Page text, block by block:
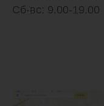
Сб-вс: 9.00-19.00